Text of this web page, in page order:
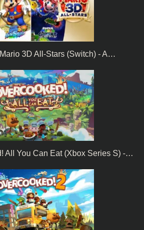
3D All-Stars (Switch) - A…
All You Can Eat (Xbox Series S) -…